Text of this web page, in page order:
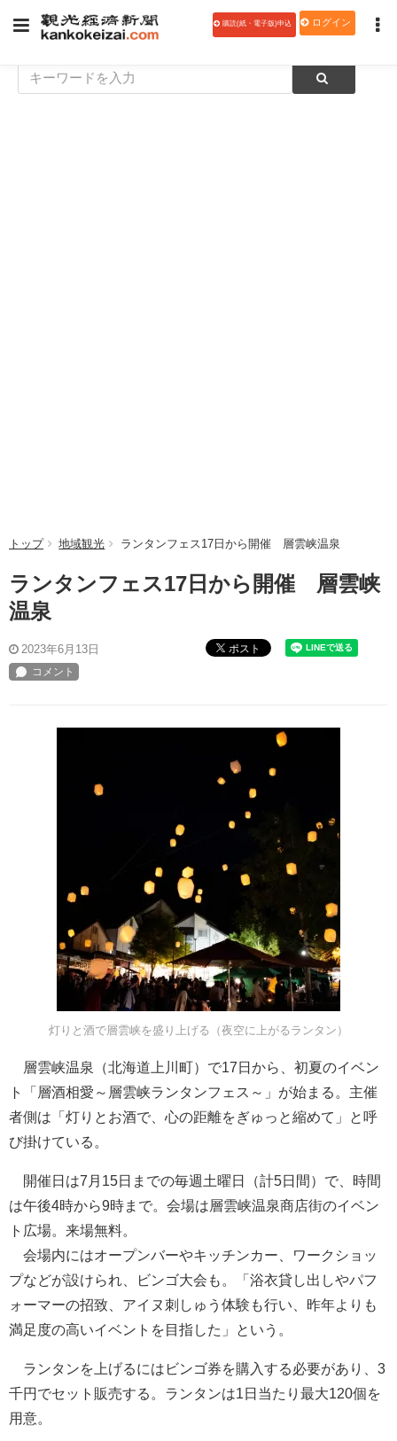
購読(紙・電子版)申込 ログイン
トップ 地域観光 ランタンフェス17日から開催 層雲峡温泉
ランタンフェス17日から開催 層雲峡
温泉
2023年6月13日 ポスト
灯りと酒で層雲峡を盛り上げる（夜空に上がるランタン）
層雲峡温泉（北海道上川町）で17日から、初夏のイベン
ト「層酒相愛～層雲峡ランタンフェス～」が始まる。主催
者側は「灯りとお酒で、心の距離をぎゅっと縮めて」と呼
び掛けている。
開催日は7月15日までの毎週土曜日（計5日間）で、時間
は午後4時から9時まで。会場は層雲峡温泉商店街のイベン
ト広場。来場無料。
会場内にはオープンバーやキッチンカー、ワークショッ
プなどが設けられ、ビンゴ大会も。「浴衣貸し出しやパフ
ォーマーの招致、アイヌ刺しゅう体験も行い、昨年よりも
満足度の高いイベントを目指した」という。
ランタンを上げるにはビンゴ券を購入する必要があり、3
千円でセット販売する。ランタンは1日当たり最大120個を
用意。